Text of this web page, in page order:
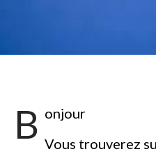
B onjour
Vous trouverez